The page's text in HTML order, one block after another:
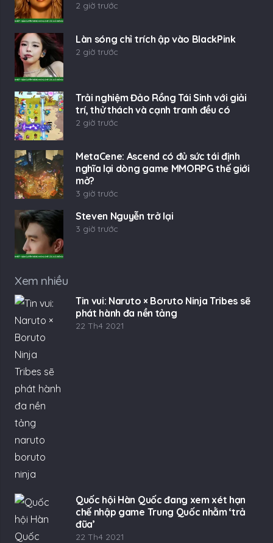
2 giờ trước
Làn sóng chỉ trích ập vào BlackPink
2 giờ trước
Trải nghiệm Đảo Rồng Tái Sinh với giải
trí, thử thách và cạnh tranh đều có
2 giờ trước
MetaCene: Ascend có đủ sức tái định
nghĩa lại dòng game MMORPG thế giới
mở?
3 giờ trước
Steven Nguyễn trở lại
3 giờ trước
Xem nhiều
Tin vui: Naruto × Boruto Ninja Tribes sẽ
phát hành đa nền tảng
22 Th4 2021
Quốc hội Hàn Quốc đang xem xét hạn
chế nhập game Trung Quốc nhằm ‘trả
đũa’
22 Th4 2021